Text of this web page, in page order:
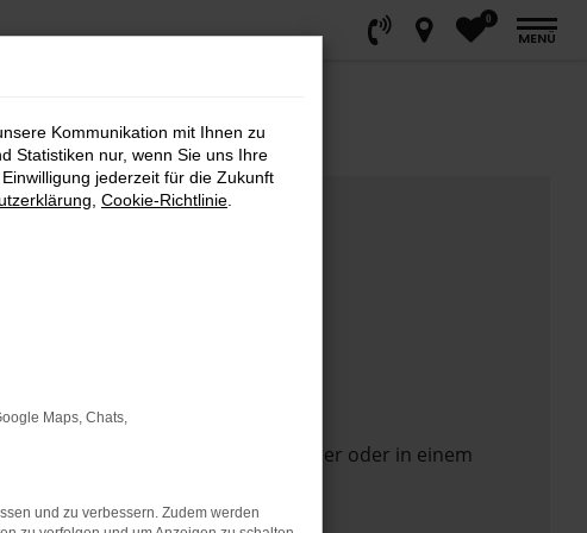
0
MENÜ
die Seite in einem anderen Browser oder in einem
Kommunikation mit Ihnen zu
Statistiken nur, wenn Sie uns Ihre
jederzeit für die Zukunft
Cookie-Richtlinie
Maps, Chats,
und zu verbessern. Zudem werden